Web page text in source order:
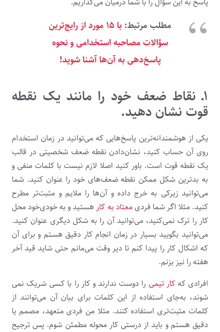
مطلب مرتبط:
با ۱۵ مورد از رایج‌ترین
سؤالات مصاحبه استخدامی و نحوه
پاسخ‌دهی به آن‌ها آشنا شوید!
۱ـ نقاط ضعف خود را مانند یک نقطه
قوت نشان دهید.
یکی از هوشمندانه­‌ترین پاسخ‌­هایی که می­‌توانید در زمان استخدام
روی آن حساب کنید، نشان‌­دادن نقطه ضعف شخصیتی در قالب
یک نقطه قوت است. باور­ کنید اصلا لازم نیست با کلمات منفی و
به بدترین شکل ممکن نقطه ضعف­‌های خود را عنوان کنید. شما
می­‌توانید زیرکی به خرج داده و آن­‌ها را ملایم و مثبت­‌تر مطرح
کنید. مثلا اگر شما فردی معتاد به کار هستید و به خودی‌خود محل
کار را ترک نمی‌­کنید، می‌توانید آن را به شکل دیگری عنوان کنید.
می‌توانید بگویید بسیار در زمان انجام کار دقیق هستم و برای آن
که اشکال کار را پیدا کنم تا دیر وقت می­‌مانم حتی شاید قید آخر
هفته را نیز بزنم.
افرادی که کار تیمی را دوست ندارند و کار را با کسی شریک نمی­‌
شوند، به‌جای استفاده از این کلمات برای بیان آن می­‌توانند از
کلمات مثبت‌­تری استفاده کنند. مثلا من فردی متعهد، مصمم یا
دقیق هستم و باید از درستی کار محوله مطمئن شوم. پس ترجیح